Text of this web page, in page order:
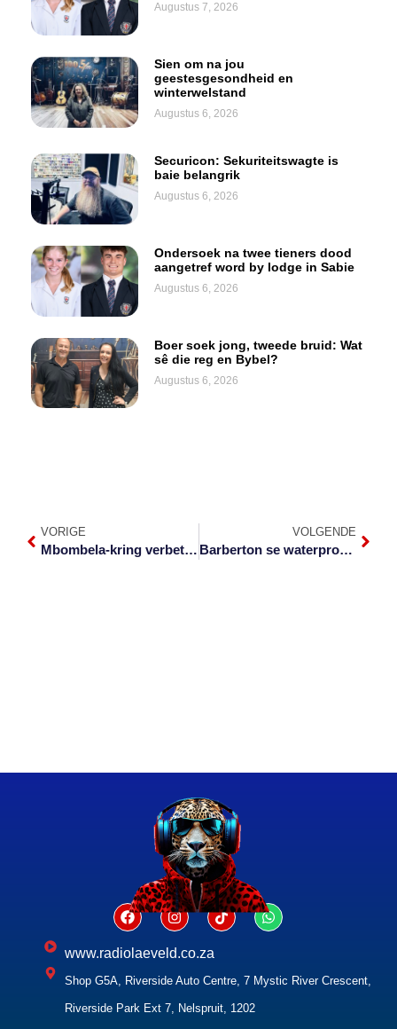
Augustus 7, 2026
Sien om na jou
geestesgesondheid en
winterwelstand
Augustus 6, 2026
Securicon: Sekuriteitswagte is
baie belangrik
Augustus 6, 2026
Ondersoek na twee tieners dood
aangetref word by lodge in Sabie
Augustus 6, 2026
Boer soek jong, tweede bruid: Wat
sê die reg en Bybel?
Augustus 6, 2026
VORIGE
Mbombela-kring verbeter matriekslaagsyfer
VOLGENDE
Barberton se waterprobleme duur voort
www.radiolaeveld.co.za
Shop G5A, Riverside Auto Centre, 7 Mystic River Crescent,
Riverside Park Ext 7, Nelspruit, 1202